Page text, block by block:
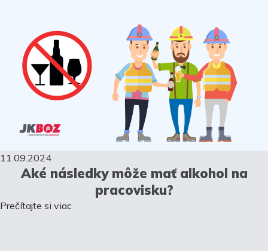
11.09.2024
Aké následky môže mať alkohol na
pracovisku?
Prečítajte si viac